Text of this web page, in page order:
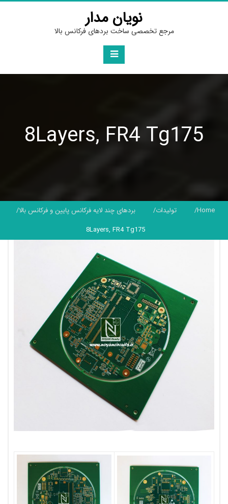
Skip
نویان مدار
مرجع تخصصی ساخت بردهای فرکانس بالا
8Layers, FR4 Tg175
Home تولیدات
بردهای چند لایه فرکانس پایین و فرکانس بالا
8Layers, FR4 Tg175